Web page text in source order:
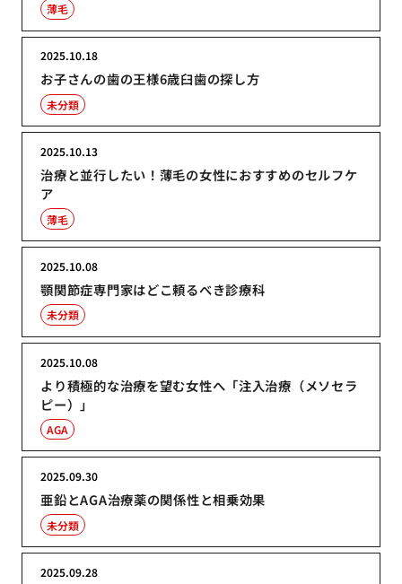
薄毛
お子さんの歯の王様6歳臼歯の探し方
2025.10.18
未分類
治療と並行したい！薄毛の女性におすすめのセルフケ
ア
2025.10.13
薄毛
顎関節症専門家はどこ頼るべき診療科
2025.10.08
未分類
より積極的な治療を望む女性へ「注入治療（メソセラ
ピー）」
2025.10.08
AGA
亜鉛とAGA治療薬の関係性と相乗効果
2025.09.30
未分類
2025.09.28